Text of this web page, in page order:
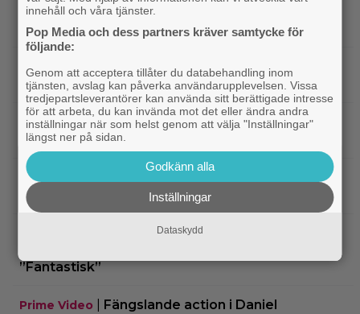
Streamingtips|2 säsonger av brittisk deckare
kommer till SVT Play – baserad på svensk bok
Kändisar |
Actionsuccén från 1998 som Jackie
Chan vill glömma: ”Gillar den fortfarande inte”
Fantasy|Sista chansen: 2010-talets mest episka
fantasytrilogi lämnar Netflix i augusti
Christopher Nolan
favoritkomedi är hyllad kultrulle från 1987
”Svärtan”-aktuella Ture Nermans
”Fantastisk”
Prime Video
Fängslande action i Daniel
innehåll och våra tjänster.
Pop Media och dess partners kräver samtycke för
följande:
Genom att acceptera tillåter du databehandling inom
tjänsten, avslag kan påverka användarupplevelsen. Vissa
tredjepartsleverantörer kan använda sitt berättigade intresse
för att arbeta, du kan invända mot det eller ändra andra
inställningar när som helst genom att välja "Inställningar"
längst ner på sidan.
Godkänn alla
Inställningar
Dataskydd